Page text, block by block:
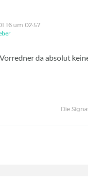
um 02:57
da absolut
Die